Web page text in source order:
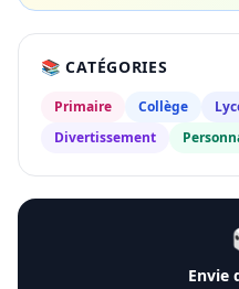
📚 CATÉGORIES
Primaire Collège
Divertissement
Envie